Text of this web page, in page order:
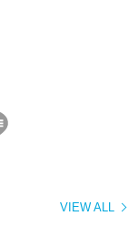
VIEW ALL